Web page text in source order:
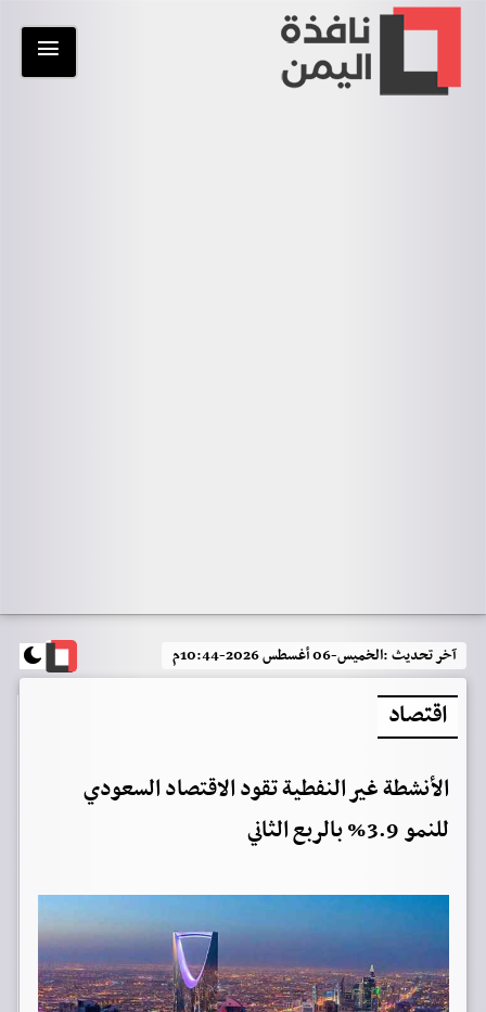
آخر تحديث :الخميس-06 أغسطس 2026-10:44م
اقتصاد
الأنشطة غير النفطية تقود الاقتصاد السعودي
للنمو 3.9% بالربع الثاني